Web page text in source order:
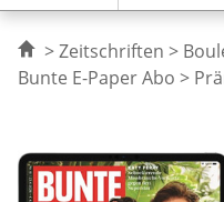
Zeitschriften
Bunte E-Paper Abo